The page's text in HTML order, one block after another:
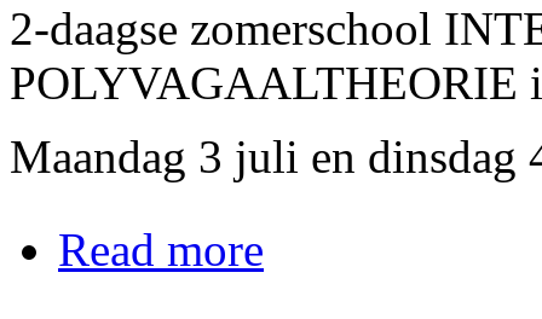
2-daagse zomerschool
POLYVAGAALTHEORIE
Maandag 3 juli en
Read more